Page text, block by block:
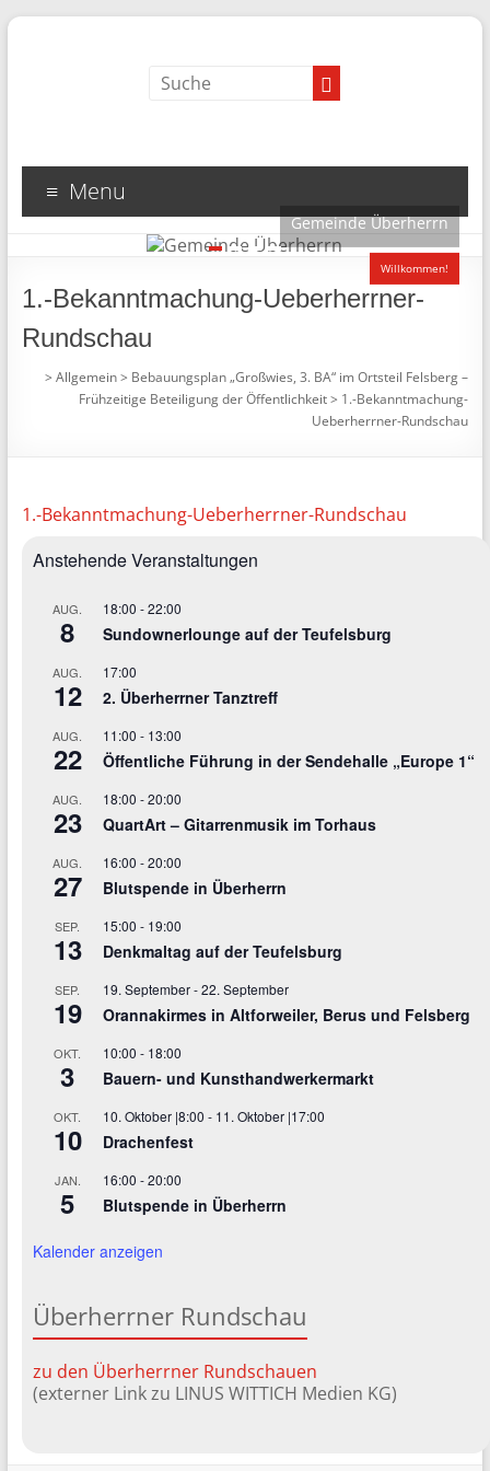
Menu
Gemeinde Überherrn
Willkommen!
1 2 3 4
1.-Bekanntmachung-Ueberherrner-
Rundschau
>Allgemein> Bebauungsplan „Großwies, 3. BA“ im Ortsteil Felsberg –
Frühzeitige Beteiligung der Öffentlichkeit> 1.-Bekanntmachung-
Ueberherrner-Rundschau
1.-Bekanntmachung-Ueberherrner-Rundschau
Anstehende Veranstaltungen
AUG.
8
18:00 -22:00
Sundownerlounge auf der Teufelsburg
AUG.
12
17:00
2. Überherrner Tanztreff
AUG.
22
11:00 - 13:00
Öffentliche Führung in der Sendehalle „Europe 1“
AUG.
23
18:00 -20:00
QuartArt – Gitarrenmusik im Torhaus
AUG.
27
16:00 -20:00
Blutspende in Überherrn
SEP.
13
15:00 - 19:00
Denkmaltag auf der Teufelsburg
SEP.
19
19. September-22. September
Orannakirmes in Altforweiler, Berus und Felsberg
OKT.
3
10:00 - 18:00
Bauern- und Kunsthandwerkermarkt
OKT.
10
10. Oktober |8:00 - 11. Oktober |17:00
Drachenfest
JAN.
5
16:00 -20:00
Blutspende in Überherrn
Kalender anzeigen
Überherrner Rundschau
zu den Überherrner Rundschauen
(externer Link zu LINUS WITTICH Medien KG)